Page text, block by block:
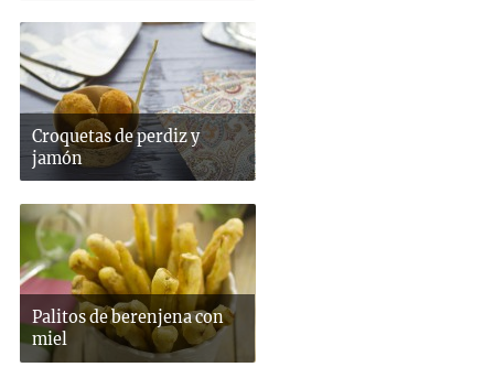
Croquetas de perdiz y
jamón
Palitos de berenjena con
miel